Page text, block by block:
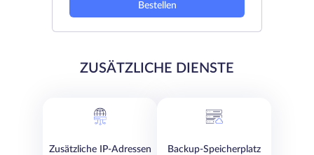
Bestellen
ZUSÄTZLICHE DIENSTE
Zusätzliche IP-Adressen Backup-Speicherplatz